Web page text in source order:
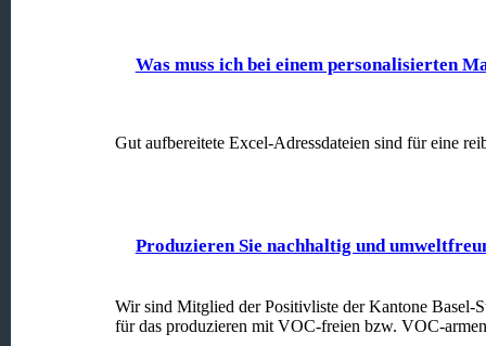
Was muss ich bei einem personalisierten
Gut aufbereitete Excel-Adressdateien sind für eine
Produzieren Sie nachhaltig und
Wir sind Mitglied der Positivliste der Kantone Basel-
für das produzieren mit VOC-freien bzw. VOC-